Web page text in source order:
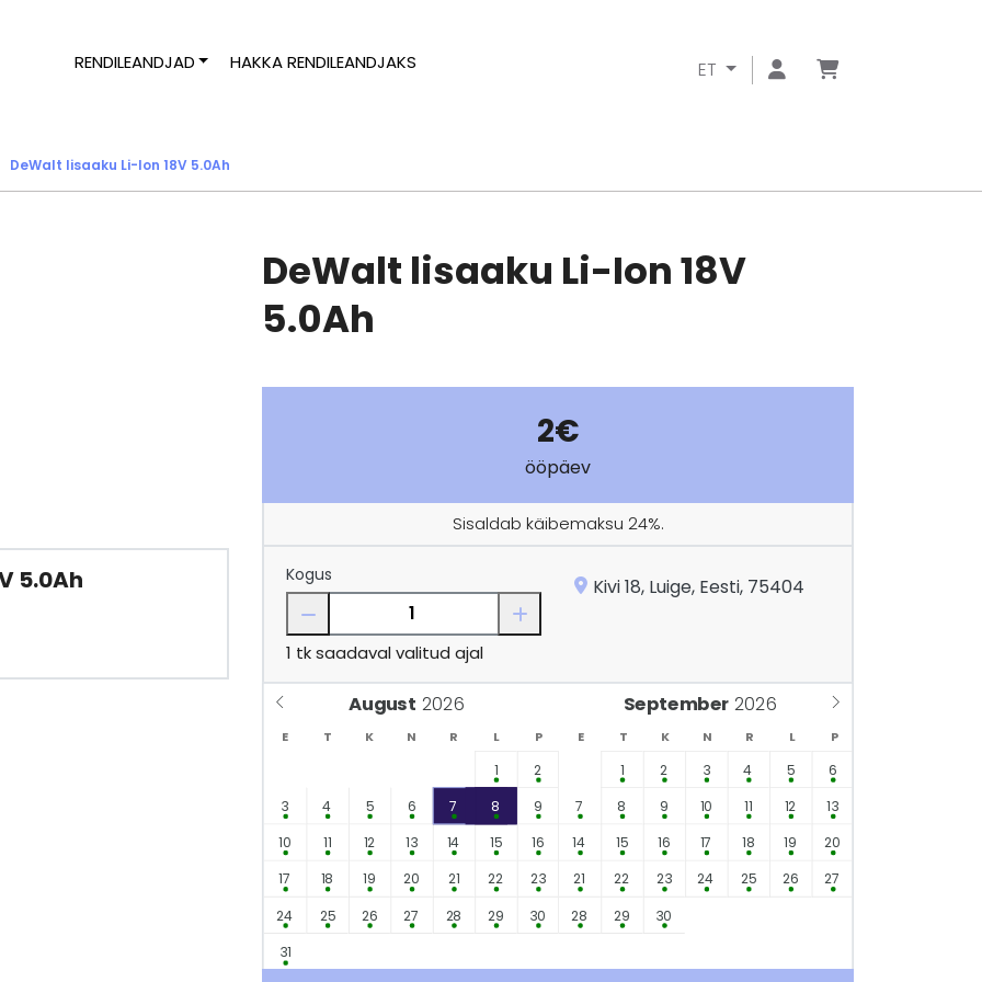
RENDILEANDJAD HAKKA RENDILEANDJAKS ET
DeWalt lisaaku Li-Ion 18V 5.0Ah
5.0Ah
DeWalt lisaaku Li-Ion 18V
5.0Ah
2€
ööpäev
Sisaldab käibemaksu 24%.
Kogus
1 tk saadaval valitud ajal
Kivi 18, Luige, Eesti, 75404
August September
E T K N R L P E T K N R L P
1
2
3
4 5 6 7 8
9
10
11 12 13 14 15
16
17
18 19 20 21 22 23
24 25 26 27 28 29 30
31
1 2 3 4 5
6
7
8 9 10 11 12
13
14
15 16 17 18 19
20
21
22 23 24 25 26 27
28 29 30